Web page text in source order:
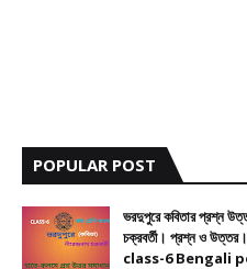
POPULAR POST
ভরদুপুরে কবিতার প্রশ্ন
চক্রবর্তী। প্রশ্ন ও
class-6 Bengali